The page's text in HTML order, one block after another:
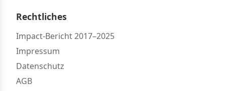
Rechtliches
Impact-Bericht 2017–2025
Impressum
Datenschutz
AGB